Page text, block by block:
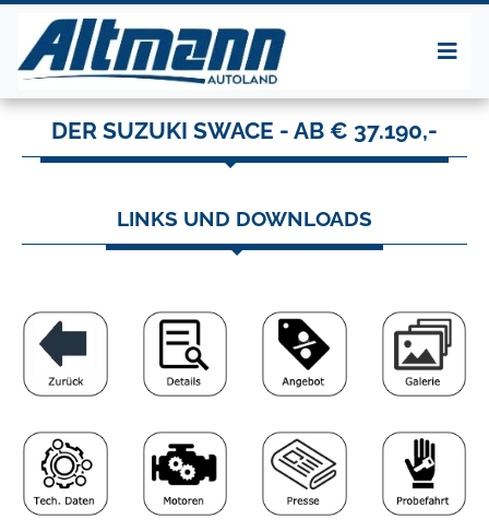
DER SUZUKI SWACE - AB € 37.190,-
LINKS UND DOWNLOADS